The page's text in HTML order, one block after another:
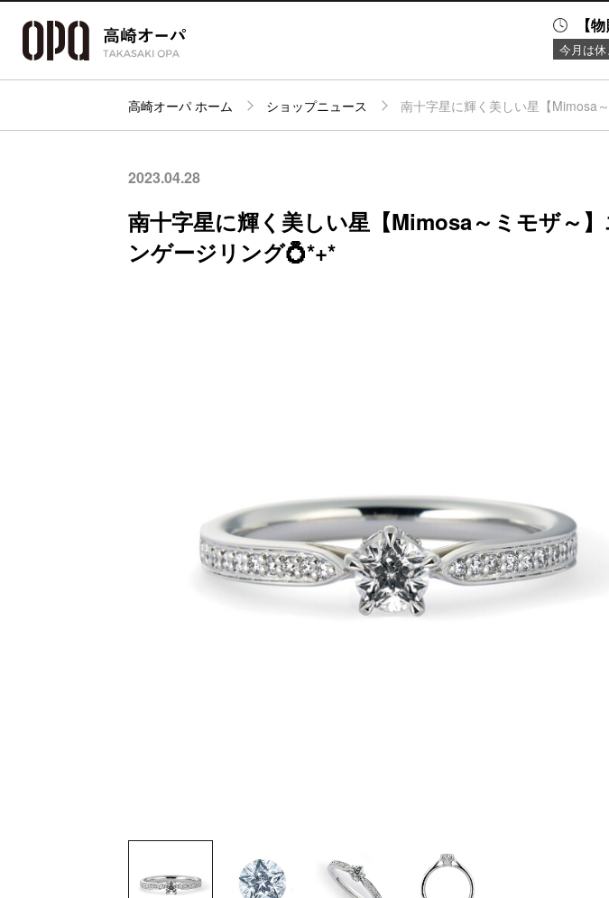
【
今月は
パーキング
ニュース＆
イベント
高崎オーパ ホーム ショップニュース 南十字星に輝く美しい星【Mimosa
2023.04.28
南十字星に輝く美しい星【Mimosa～ミモザ～
ンゲージリング💍*+*